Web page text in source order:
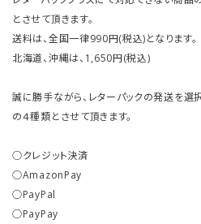
とさせて頂きます。
送料は、全国一律990円(税込)となります。
北海道、沖縄は、1,650円(税込)
誠に勝手ながら、レターパックの発送を
の４種類とさせて頂きます。
○クレジット決済
○AmazonPay
○PayPal
○PayPay